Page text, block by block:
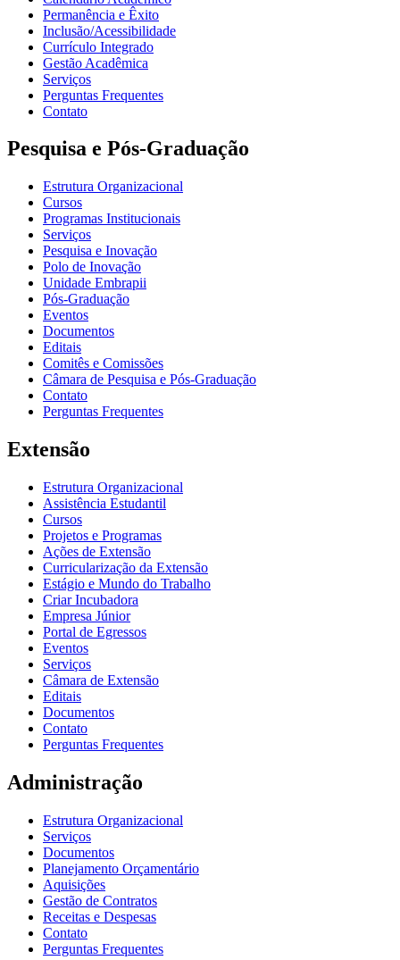
Permanência e Êxito
Inclusão/Acessibilidade
Currículo Integrado
Gestão Acadêmica
Serviços
Perguntas Frequentes
Contato
Pesquisa e Pós-Graduação
Estrutura Organizacional
Cursos
Programas Institucionais
Serviços
Pesquisa e Inovação
Polo de Inovação
Unidade Embrapii
Pós-Graduação
Eventos
Documentos
Editais
Comitês e Comissões
Câmara de Pesquisa e Pós-Graduação
Contato
Perguntas Frequentes
Extensão
Estrutura Organizacional
Assistência Estudantil
Cursos
Projetos e Programas
Ações de Extensão
Curricularização da Extensão
Estágio e Mundo do Trabalho
Criar Incubadora
Empresa Júnior
Portal de Egressos
Eventos
Serviços
Câmara de Extensão
Editais
Documentos
Contato
Perguntas Frequentes
Administração
Estrutura Organizacional
Serviços
Documentos
Planejamento Orçamentário
Aquisições
Gestão de Contratos
Receitas e Despesas
Contato
Perguntas Frequentes